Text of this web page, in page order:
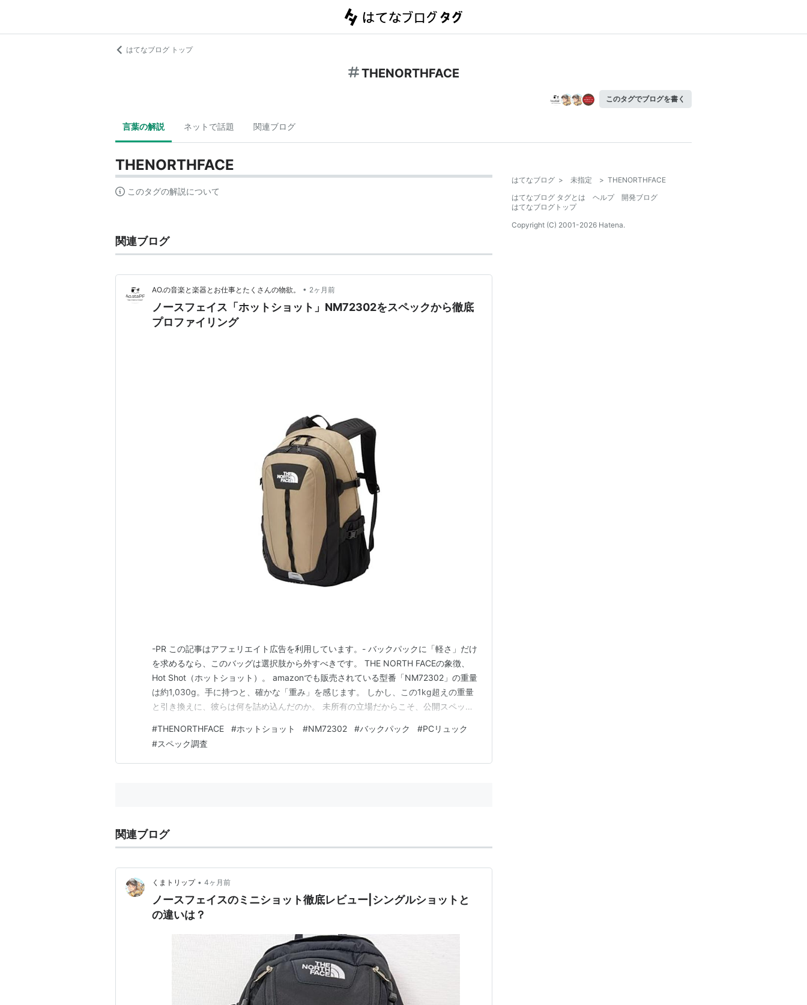
はてなブログ トップ
THENORTHFACE
このタグでブログを書く
言葉の解説 ネットで話題 関連ブログ
THENORTHFACE
このタグの解説について
関連ブログ
AO.の音楽と楽器とお仕事とたくさんの物欲。 • 2ヶ月前
ノースフェイス「ホットショット」NM72302をスペックから徹底
プロファイリング
-PR この記事はアフェリエイト広告を利用しています。- バックパックに「軽さ」だけ
を求めるなら、このバッグは選択肢から外すべきです。 THE NORTH FACEの象徴、
Hot Shot（ホットショット）。 amazonでも販売されている型番「NM72302」の重量
は約1,030g。手に持つと、確かな「重み」を感じます。 しかし、この1kg超えの重量
と引き換えに、彼らは何を詰め込んだのか。 未所有の立場だからこそ、公開スペック
造作への許容」 一般的なデイパックが210〜420デニールで済ませる中、このバッグは
ボ…
#THENORTHFACE #ホットショット #NM72302 #バックパック #PCリュック
#スペック調査
関連ブログ
くまトリップ • 4ヶ月前
ノースフェイスのミニショット徹底レビュー|シングルショットと
の違いは？
はてなブログ > 未指定 > THENORTHFACE
はてなブログ タグとは
ヘルプ
開発ブログ
はてなブログトップ
Copyright (C) 2001-2026 Hatena.